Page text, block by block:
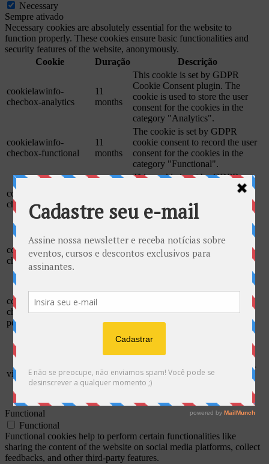
Necessary
Sempre ativado
Necessary cookies are absolutely essential for the website to
function properly. These cookies ensure basic functionalities and
security features of the website, anonymously.
Cookie
Duração Descrição
cookielawinfo-
checbox-analytics
11
months
This cookie is set by GDPR
Cookie Consent plugin. The
cookie is used to store the user
consent for the cookies in the
category "Analytics".
cookielawinfo-
checbox-functional
11
months
The cookie is set by GDPR
cookie consent to record the user
consent for the cookies in the
category "Functional".
cookielawinfo-
checbox-others
This cookie is set by GDPR
Cookie Consent plugin. The
consent for the cookies in the
category "Other.
cookielawinfo-
checkbox-necessary
11
This cookie is set by GDPR
Cookie Consent plugin. The
cookies is used to store the user
cookielawinfo-
checkbox-
performance
11
This cookie is set by GDPR
cookie is used to store the user
consent for the cookies in the
viewed_cookie_policy
11
months
Cookie Consent plugin and is
used to store whether or not user
has consented to the use of
cookies. It does not store any
personal data.
Functional
Functional
Functional cookies help to perform certain functionalities like
sharing the content of the website on social media platforms, collect
feedbacks, and other third-party features.